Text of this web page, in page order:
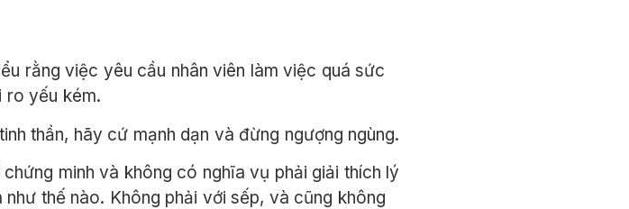
rằng việc yêu cầu nhân viên làm việc quá sức
ro yếu kém.
thần, hãy cứ mạnh dạn và đừng ngượng ngùng.
minh và không có nghĩa vụ phải giải thích lý
thế nào. Không phải với sếp, và cũng không